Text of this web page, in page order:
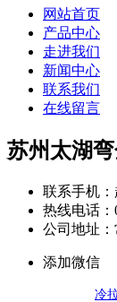
网站首页
产品中心
走进我们
新闻中心
联系我们
在线留言
苏州太湖
联系手机：
热线电话：
公司地址
添加微信
冷